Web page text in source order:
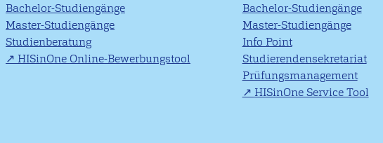
Bachelor-Studiengänge
Master-Studiengänge
Studienberatung
HISinOne Online-Bewerbungstool
Bachelor-Studiengänge
Master-Studiengänge
Info Point
Studierendensekretariat
Prüfungsmanagement
HISinOne Service Tool